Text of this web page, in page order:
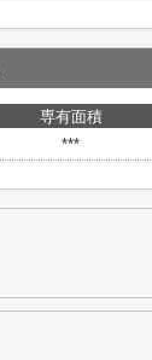
専有面積
***